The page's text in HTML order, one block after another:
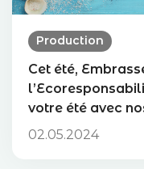
Production
Cet été,
votre été avec
02.05.2024